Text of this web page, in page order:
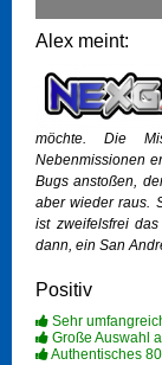
Alex meint:
möchte. Die
Nebenmissionen
Bugs anstoßen,
aber wieder raus.
ist zweifelsfrei
dann, ein San
Positiv
Sehr
Große Auswahl
Authentisches